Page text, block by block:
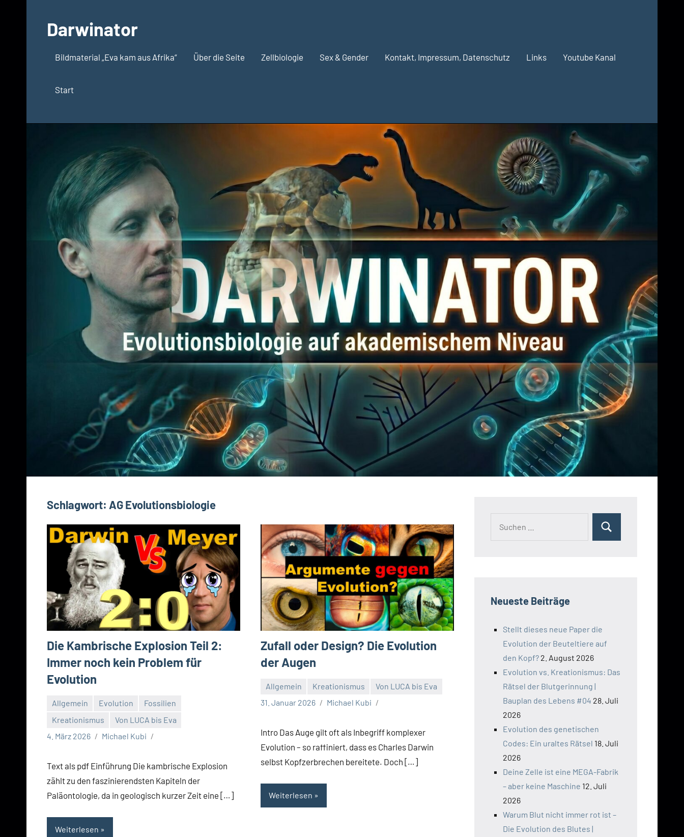
springenDarwinator
Evolutionsbiologie
Bildmaterial „Eva kam aus Afrika“ Über die Seite Zellbiologie Sex & Gender Kontakt, Impressum, Datenschutz Links Youtube Kanal
Start
Schlagwort: AG Evolutionsbiologie
Die Kambrische Explosion Teil 2:
Immer noch kein Problem für
Evolution
Allgemein Evolution
Fossilien
Kreationismus
Von LUCA bis Eva
4. März 2026
Michael Kubi
Text als pdf Einführung Die kambrische Explosion
zählt zu den faszinierendsten Kapiteln der
Paläontologie, da in geologisch kurzer Zeit eine […]
Weiterlesen
Zufall oder Design? Die Evolution
der Augen
Allgemein Kreationismus
Von LUCA bis Eva
31. Januar 2026
Michael Kubi
Intro Das Auge gilt oft als Inbegriff komplexer
Evolution – so raffiniert, dass es Charles Darwin
selbst Kopfzerbrechen bereitete. Doch […]
Weiterlesen
Suchen
Neueste Beiträge
Stellt dieses neue Paper die
Evolution der Beuteltiere auf
den Kopf? 2. August 2026
Evolution vs. Kreationismus: Das
Rätsel der Blutgerinnung |
Bauplan des Lebens #04 28. Juli
2026
Evolution des genetischen
Codes: Ein uraltes Rätsel 18. Juli
2026
Deine Zelle ist eine MEGA-Fabrik
– aber keine Maschine 12. Juli
2026
Warum Blut nicht immer rot ist –
Die Evolution des Blutes |